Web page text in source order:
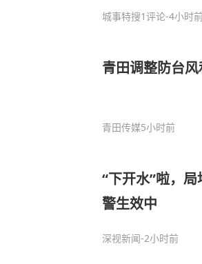
城事特搜1评论-4小时
青田调整防台
青田传媒5小时前
“下开水”啦，
警生效中
深视新闻-2小时前